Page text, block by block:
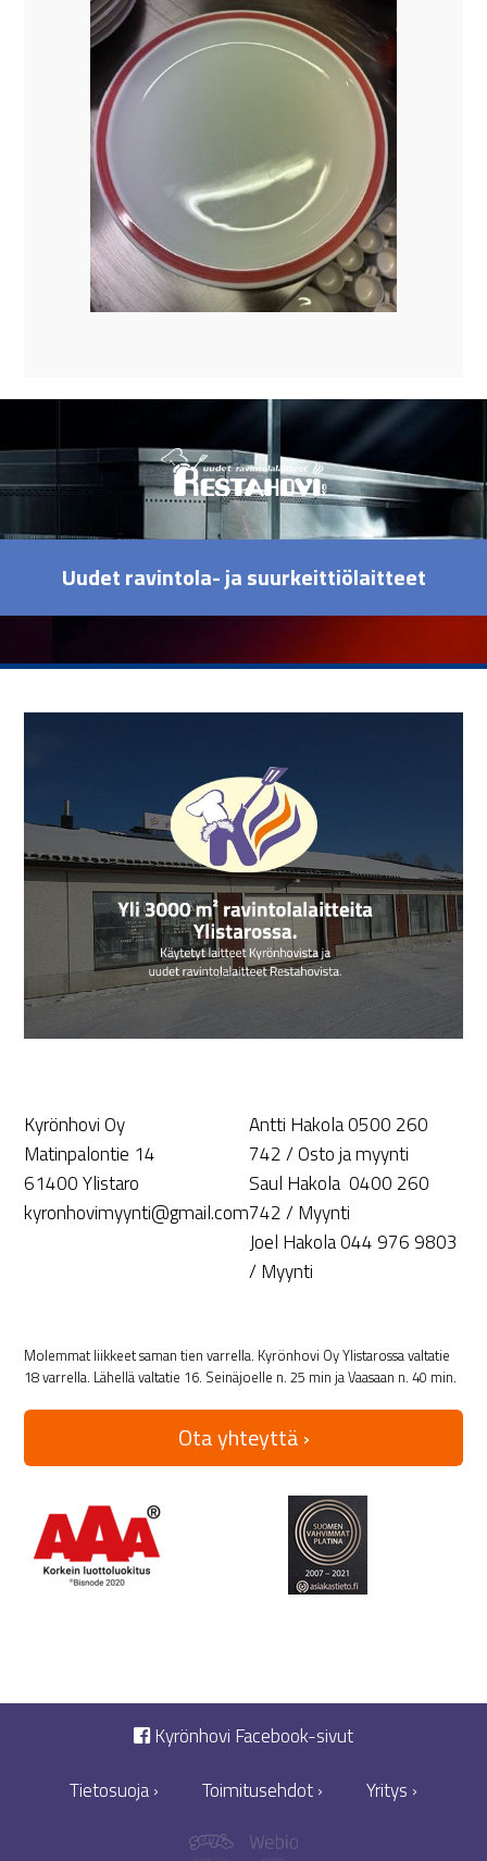
Uudet ravintola- ja suurkeittiölaitteet
Kyrönhovi Oy
Matinpalontie 14
61400 Ylistaro
kyronhovimyynti@gmail.com
Antti Hakola 0500 260
742 / Osto ja myynti
Saul Hakola 0400 260
742 / Myynti
Joel Hakola 044 976 9803
/ Myynti
Molemmat liikkeet saman tien varrella. Kyrönhovi Oy Ylistarossa valtatie
18 varrella. Lähellä valtatie 16. Seinäjoelle n. 25 min ja Vaasaan n. 40 min.
Ota yhteyttä ›
Kyrönhovi Facebook-sivut
Tietosuoja ›
Toimitusehdot › Yritys ›